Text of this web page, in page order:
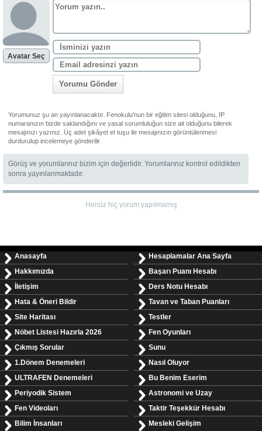
Avatar Seç
Yorumu Gönder
Yorumunuz şu an yayınlanacaktır. Fenokulu'nun bir eğitim sitesi olduğunu, IP
numaranızın bizde saklandığını ve yasal sorumluluğun size ait olduğunu bilerek
mesajınızı yazınız. Üç adet şikâyet et tuşu ile mesajınızın görüntülenmesi
durdurulup incelemeye gönderilir.
Görüş ve yorumlarınız bizim için değerlidir. Yorumlarınız kontrol edildikten
sonra yayınlanmaktadır.
Henüz hiç yorum yapılmamış
Anasayfa
Hakkımızda
İletişim
Hata & Öneri Bildir
Site Haritası
Nöbet Listesi Hazırla 2026
Çıkmış Sorular
1.Dönem Denemeleri
ULTRAFEN Denemeleri
Periyodik Sistem
Fen Videoları
Bilim İnsanları
Hesaplamalar Ana Sayfa
Başarı Puanı Hesabı
Ders Notu Hesabı
Tavan ve Taban Puanları
Testler
Fen Oyunları
Sunu
Nasıl Oluyor
Bu Benim Eserim
Astronomi ve Uzay
Taktir Teşekkür Hesabı
Mesleki Gelişim